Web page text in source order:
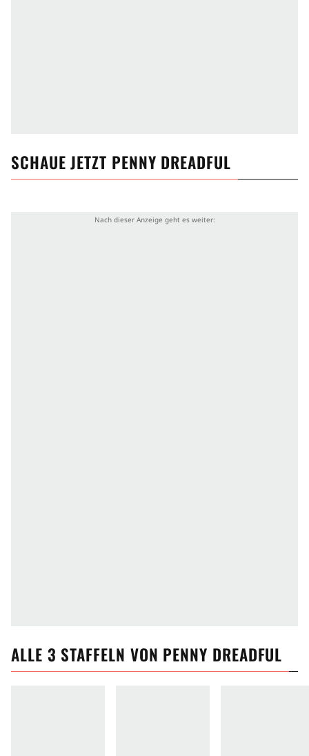
SCHAUE JETZT PENNY DREADFUL
ALLE 3 STAFFELN VON PENNY DREADFUL